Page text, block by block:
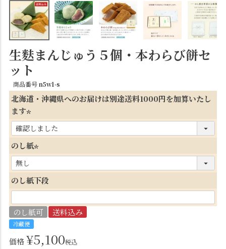
生麩まんじゅう５個・本わらび餅セ
ット
商品番号n5w1-s
北海道・沖縄県へのお届けは別途送料1000円を加算いたし
ます
(
必
須
)
のし紙
必
須
のし紙下段
のし紙可 送料込み
冷蔵便
価格¥5,100税込